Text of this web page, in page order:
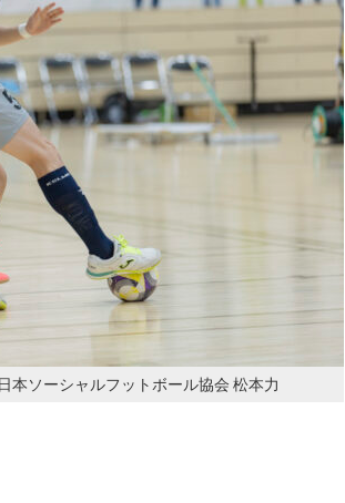
ソーシャルフットボール協会 松本力